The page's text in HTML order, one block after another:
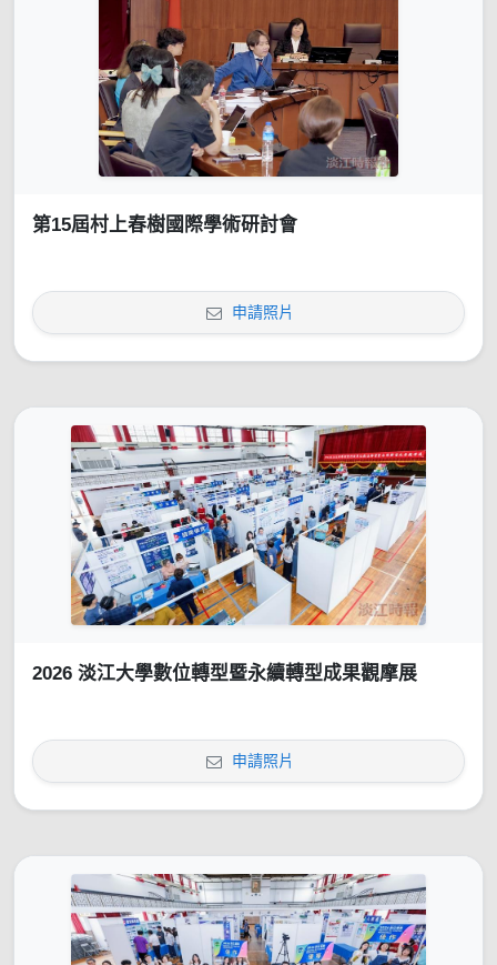
第15屆村上春樹國際學術研討會
申請照片
2026 淡江大學數位轉型暨永續轉型成果觀摩展
申請照片